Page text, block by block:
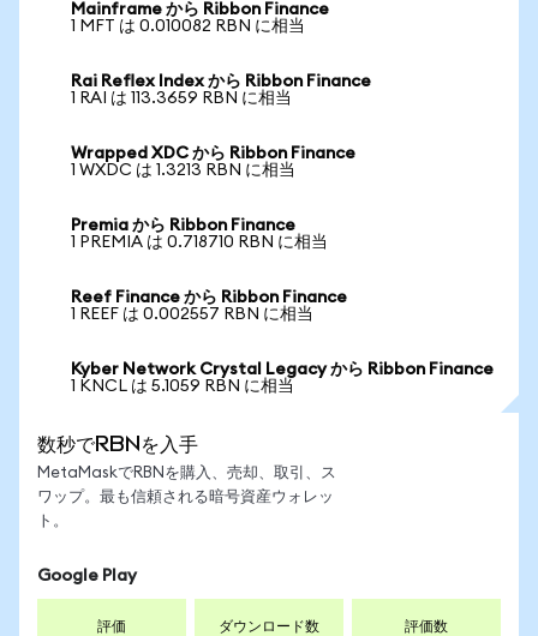
Mainframe から Ribbon Finance
1 MFT は 0.010082 RBN に相当
Rai Reflex Index から Ribbon Finance
1 RAI は 113.3659 RBN に相当
Wrapped XDC から Ribbon Finance
1 WXDC は 1.3213 RBN に相当
Premia から Ribbon Finance
1 PREMIA は 0.718710 RBN に相当
Reef Finance から Ribbon Finance
1 REEF は 0.002557 RBN に相当
Kyber Network Crystal Legacy から Ribbon Finance
1 KNCL は 5.1059 RBN に相当
数秒でRBNを入手
MetaMaskでRBNを購入、売却、取引、ス
ワップ。最も信頼される暗号資産ウォレッ
ト。
Google Play
評価 ダウンロード数 評価数